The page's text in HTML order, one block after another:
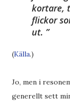
kortare,
flickor
ut.
(Källa.)
Jo, men i
generellt sett